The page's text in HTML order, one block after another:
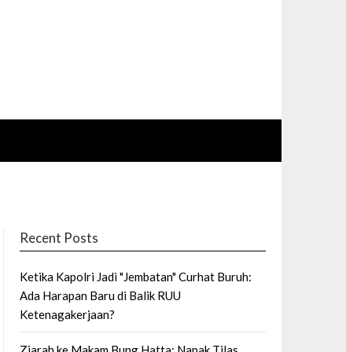
Recent Posts
Ketika Kapolri Jadi "Jembatan" Curhat Buruh:
Ada Harapan Baru di Balik RUU
Ketenagakerjaan?